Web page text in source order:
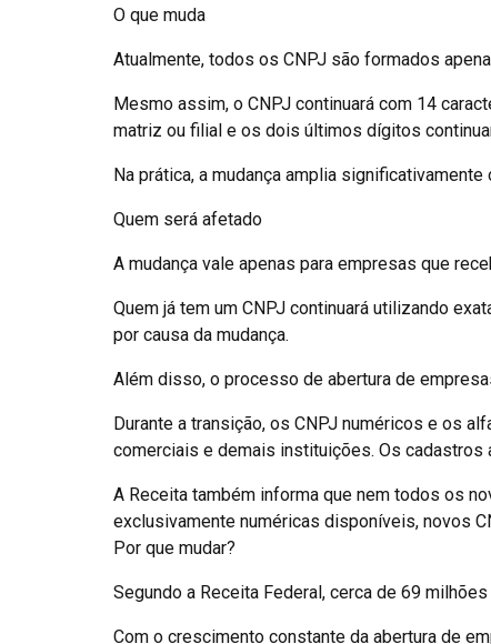
O que muda
Atualmente, todos os CNPJ são formados
Mesmo assim, o CNPJ continuará com 14
matriz ou filial e os dois últimos dígitos
Na prática, a mudança amplia
Quem será afetado
A mudança vale apenas para empresas que
Quem já tem um CNPJ continuará utilizando
por causa da mudança.
Além disso, o processo de abertura de
Durante a transição, os CNPJ numéricos e os
comerciais e demais instituições. Os cadastros
A Receita também informa que nem todos os
exclusivamente numéricas disponíveis, novos
Por que mudar?
Segundo a Receita Federal, cerca de 69
Com o crescimento constante da abertura de